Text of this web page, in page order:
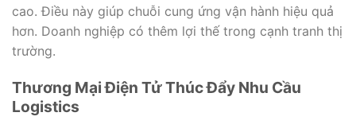
cao. Điều này giúp chuỗi cung ứng vận hành hiệu quả
hơn. Doanh nghiệp có thêm lợi thế trong cạnh tranh thị
trường.
Thương Mại Điện Tử Thúc Đẩy Nhu Cầu
Logistics